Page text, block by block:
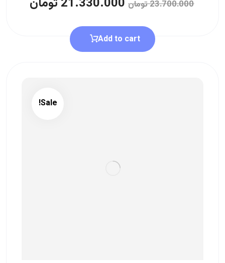
23.700.000تومان
Add to cart
Sale!